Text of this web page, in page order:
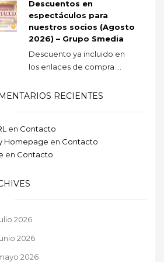
Descuentos en
espectáculos para
nuestros socios (Agosto
2026) – Grupo Smedia
Descuento ya incluido en
los enlaces de compra ...
RECIENTES
en Contacto
Homepage en Contacto
en Contacto
2026
2026
2026